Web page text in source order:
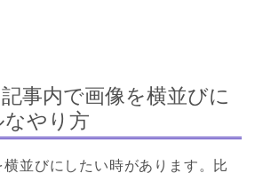
事内で画像を横並びに
やり方
並びにしたい時があります。比